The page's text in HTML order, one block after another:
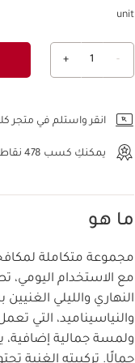
unit
-
1
+
انقر واستلم في متجر
يمكنكِ كسب 478
ما هو
مجموعة متكاملة
مع الاستخدام اليومي،
النهاري والليلي
والنياسيناميد، التي
ولمسة جمالية إضافية،